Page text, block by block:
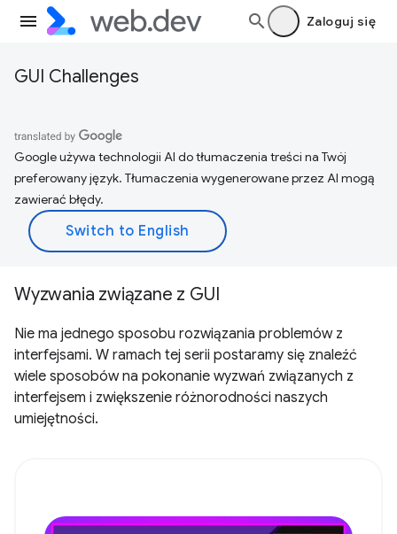
Zaloguj się
GUI Challenges
Google używa technologii AI do tłumaczenia treści na Twój
preferowany język. Tłumaczenia wygenerowane przez AI mogą
zawierać błędy.
Wyzwania związane z GUI
Nie ma jednego sposobu rozwiązania problemów z
interfejsami. W ramach tej serii postaramy się znaleźć
wiele sposobów na pokonanie wyzwań związanych z
interfejsem i zwiększenie różnorodności naszych
umiejętności.